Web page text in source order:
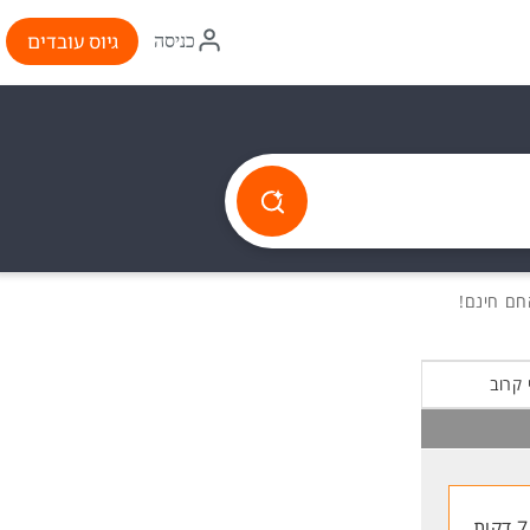
איקון
התחברות
כניסה גיוס עובדים
קרוב